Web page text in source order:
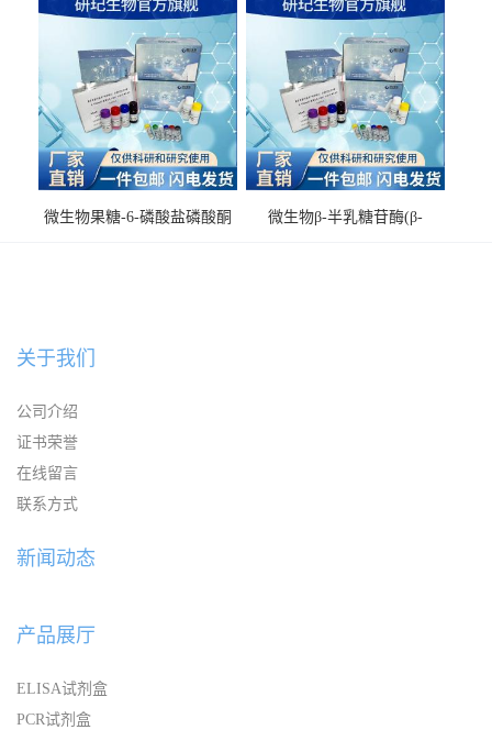
微生物果糖-6-磷酸盐磷酸酮
微生物β-半乳糖苷酶(β-
关于我们
公司介绍
证书荣誉
在线留言
联系方式
新闻动态
产品展厅
ELISA试剂盒
PCR试剂盒